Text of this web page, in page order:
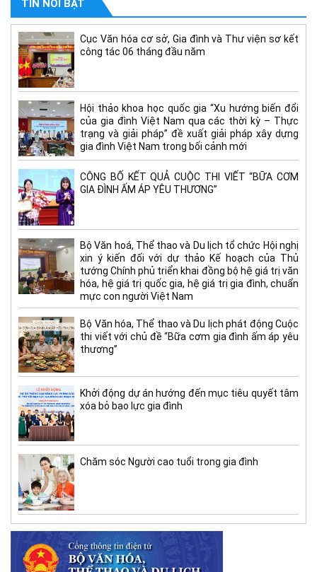
TIN NỔI BẬT
Cục Văn hóa cơ sở, Gia đình và Thư viện sơ kết
công tác 06 tháng đầu năm
Hội thảo khoa học quốc gia “Xu hướng biến đổi
của gia đình Việt Nam qua các thời kỳ – Thực
trạng và giải pháp” đề xuất giải pháp xây dựng
gia đình Việt Nam trong bối cảnh mới
CÔNG BỐ KẾT QUẢ CUỘC THI VIẾT “BỮA CƠM
GIA ĐÌNH ẤM ÁP YÊU THƯƠNG”
Bộ Văn hoá, Thể thao và Du lịch tổ chức Hội nghị
xin ý kiến đối với dự thảo Kế hoạch của Thủ
tướng Chính phủ triển khai đồng bộ hệ giá trị văn
hóa, hệ giá trị quốc gia, hệ giá trị gia đình, chuẩn
mực con người Việt Nam
Bộ Văn hóa, Thể thao và Du lịch phát động Cuộc
thi viết với chủ đề “Bữa cơm gia đình ấm áp yêu
thương”
Khởi động dự án hướng đến mục tiêu quyết tâm
xóa bỏ bạo lực gia đình
Chăm sóc Người cao tuổi trong gia đình